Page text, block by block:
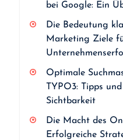
bei Google: Ein
Die Bedeutung
Marketing Ziele
Optimale
TYPO3: Tipps
Sichtbarkeit
Die Macht des
Erfolgreiche